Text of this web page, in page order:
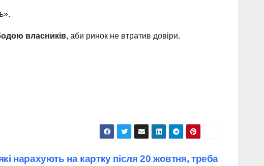
власників, аби ринок не втратив довіри.
нарахують на картку після 20 жовтня, треба